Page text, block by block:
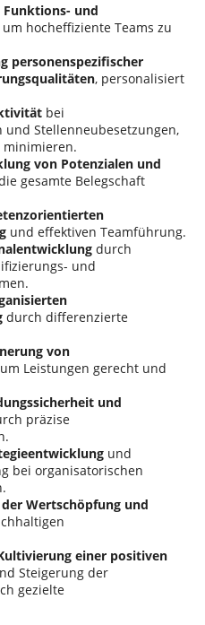
Funktions- und
um hocheffiziente Teams zu
personenspezifischer
, personalisiert
bei
und Stellenneubesetzungen,
minimieren.
von Potenzialen und
gesamte Belegschaft
und effektiven Teamführung.
durch
und
durch differenzierte
von
Leistungen gerecht und
und
präzise
und
bei organisatorischen
Wertschöpfung und
einer positiven
Steigerung der
gezielte